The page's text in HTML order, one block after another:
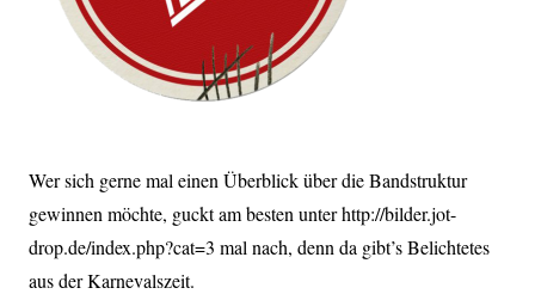
Wer sich gerne mal einen Überblick über die Bandstruktur
gewinnen möchte, guckt am besten unterhttp://bilder.jot-
drop.de/index.php?cat=3 mal nach, denn da gibt’s Belichtetes
aus der Karnevalszeit.